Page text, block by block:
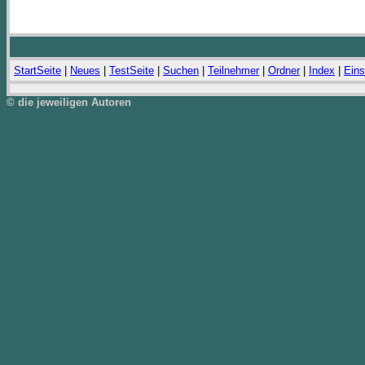
StartSeite Neues TestSeite Suchen Teilnehmer| Ordner| Index
© die jeweiligen Autoren